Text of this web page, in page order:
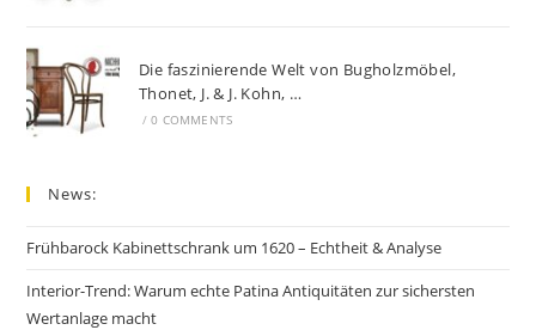
Die faszinierende Welt von Bugholzmöbel,
Thonet, J. & J. Kohn, …
/ 0 COMMENTS
News:
Frühbarock Kabinettschrank um 1620 – Echtheit & Analyse
Interior-Trend: Warum echte Patina Antiquitäten zur sichersten
Wertanlage macht